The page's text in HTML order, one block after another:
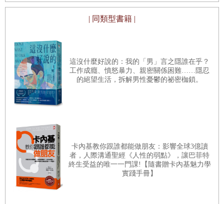
綜觀世界各國
向賈伯斯學習「人際關係的真理」
停止「苦行人生」
別流露出「不幸」和「沒自信」的模樣
簡單生活的唯一方法
自由自在，收起狂傲之氣，活出更輕盈的人生
想改變──但是，該怎麼做？
說句「幫幫我」就夠了
自戀者很容易因為別人一句話就受傷、發火、心情慢慢變
療傷中的自戀者在未獲理解的狀態下，怒吼「沒有人瞭解
我的痛苦，」對外請求協助。
本書將告訴你，這樣的心理狀態究竟是怎麼來的。
尋求「真實的自我存在」
自戀者還有一個特徵。他們可以在朋友的聚會上，連續一
小時自吹自擂、說別人壞話都不累，遇上這種人，也要小
| 同類型書籍 |
這沒什麼好說的：我的「男」言之隱誰在乎？
工作成癮、憤怒暴力、親密關係困難……隱忍
的絕望生活，拆解男性憂鬱的祕密枷鎖。
卡內基教你跟誰都能做朋友：影響全球3億讀
者，人際溝通聖經《人性的弱點》，讓巴菲特
終生受益的唯一一門課!【隨書贈卡內基魅力學
實踐手冊】